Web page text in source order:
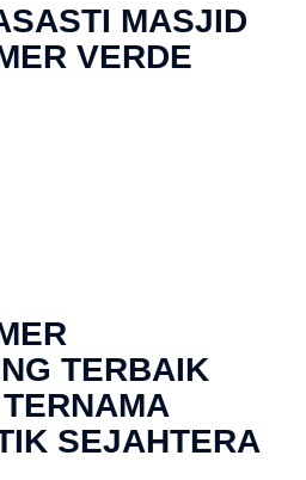
MASJID
VERDE
TERBAIK
SEJAHTERA